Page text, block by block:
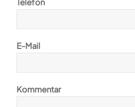
Telefon
E-Mail
Kommentar